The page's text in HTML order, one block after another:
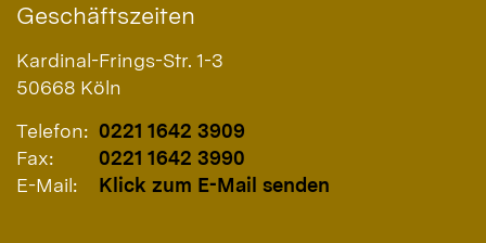
Geschäftszeiten
Kardinal-Frings-Str. 1-3
50668 Köln
Telefon: 0221 1642 3909
Fax:
0221 1642 3990
E-Mail:
Klick zum E-Mail senden